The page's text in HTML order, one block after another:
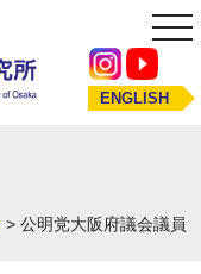
ENGLISH
> 公明党大阪府議会議員